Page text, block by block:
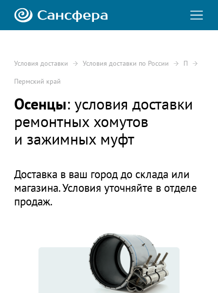
Условия доставки Условия доставки по России П
Пермский край
Осенцы: условия доставки
ремонтных хомутов
и зажимных муфт
Доставка в ваш город до склада или
магазина. Условия уточняйте в отделе
продаж.